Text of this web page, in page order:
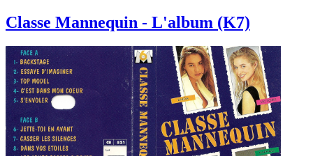
Classe Mannequin - L'album (K7)